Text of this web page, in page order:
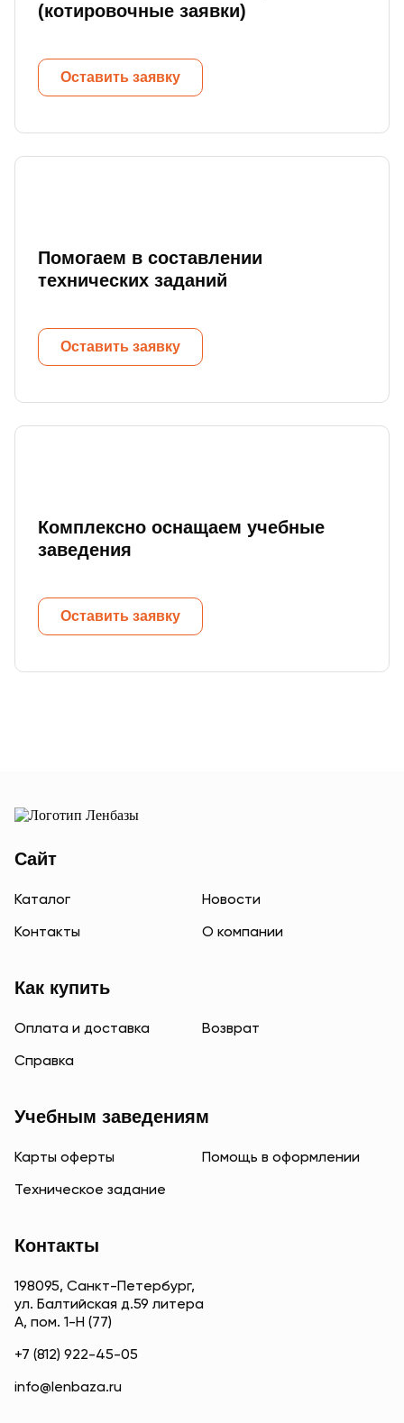
(котировочные заявки)
Оставить заявку
Помогаем в составлении
технических заданий
Оставить заявку
Комплексно оснащаем учебные
заведения
Оставить заявку
Сайт
Каталог Новости
Контакты О компании
Как купить
Оплата и доставка Возврат
Справка
Учебным заведениям
Карты оферты Помощь в оформлении
Техническое задание
Контакты
198095, Санкт-Петербург,
ул. Балтийская д.59 литера
А, пом. 1-Н (77)
+7 (812) 922-45-05
info@lenbaza.ru